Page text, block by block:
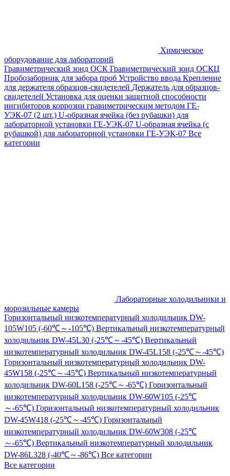
Химическое
оборудование для лабораторий
Гравиметрический зонд ОСК Гравиметрический зонд ОСКЦ
Пробозаборник для забора проб Устройство ввода Крепление
для держателя образцов-свидетелей Держатель для образцов-
свидетелей Установка для оценки защитной способности
ингибиторов коррозии гравиметрическим методом ГЕ-
УЭК-07 (2 шт.) U-образная ячейка (без рубашки) для
лабораторной установки ГЕ-УЭК-07 U-образная ячейка (с
рубашкой) для лабораторной установки ГЕ-УЭК-07 Все
категории
Лабораторные холодильники и
морозильные камеры
Горизонтальный низкотемпературный холодильник DW-
105W105 (-60℃～-105℃) Вертикальный низкотемпературный
холодильник DW-45L30 (-25℃～-45℃) Вертикальный
низкотемпературный холодильник DW-45L158 (-25℃～-45℃)
Горизонтальный низкотемпературный холодильник DW-
45W158 (-25℃～-45℃) Вертикальный низкотемпературный
холодильник DW-60L158 (-25℃～-65℃) Горизонтальный
низкотемпературный холодильник DW-60W105 (-25℃
～-65℃) Горизонтальный низкотемпературный холодильник
DW-45W418 (-25℃～-45℃) Горизонтальный
низкотемпературный холодильник DW-60W308 (-25℃
～-65℃) Вертикальный низкотемпературный холодильник
DW-86L328 (-40℃～-86℃) Все категории
Все категории